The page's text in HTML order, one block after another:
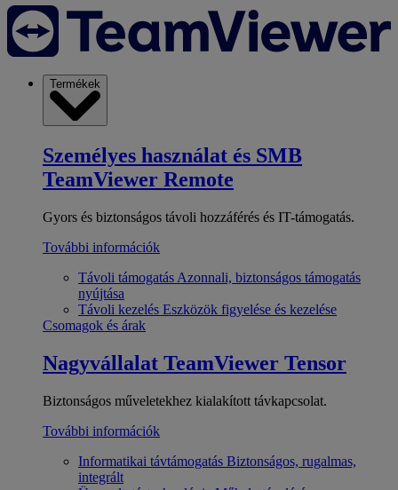
Termékek
Személyes használat és SMB
TeamViewer Remote
Gyors és biztonságos távoli hozzáférés és IT-támogatás.
További információk
Távoli támogatás Azonnali, biztonságos támogatás
nyújtása
Távoli kezelés Eszközök figyelése és kezelése
Csomagok és árak
Nagyvállalat TeamViewer Tensor
Biztonságos műveletekhez kialakított távkapcsolat.
További információk
Informatikai távtámogatás Biztonságos, rugalmas,
integrált